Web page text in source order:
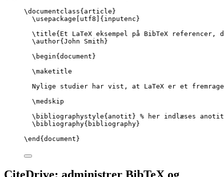
\documentclass{ article }
\usepackage
utf8 ]{ inputenc }
\title{Et LaTeX eksempel på BibTeX
\author{John Smith}
\begin{ document }
\maketitle
Nylige studier har vist, at LaTeX er et
\medskip
\bibliographystyle{anotit} % her indlæses
\bibliography{bibliography}
\end { document }